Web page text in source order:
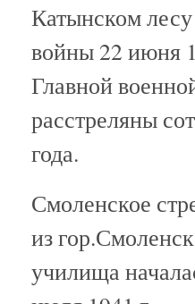
Катынском
войны 22 июня
Главной
расстреляны
года.
Смоленское
из
училища